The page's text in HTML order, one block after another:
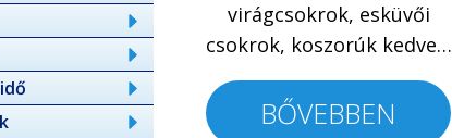
virágcsokrok, esküvői
csokrok, koszorúk kedve…
BŐVEBBEN